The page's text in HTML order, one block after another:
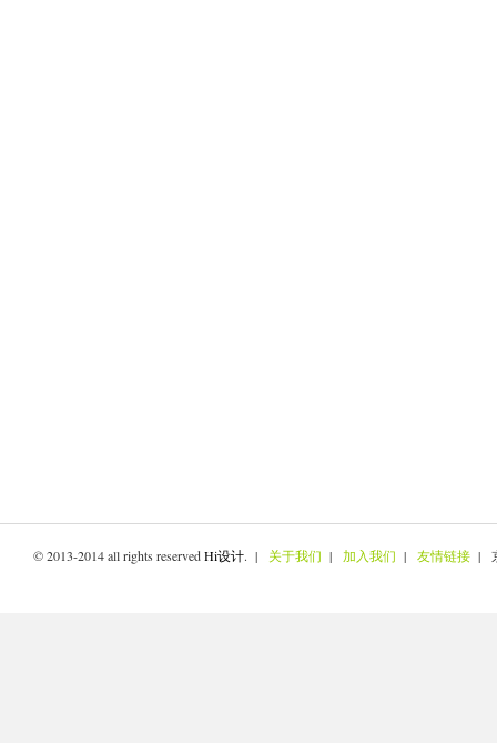
© 2013-2014 all rights reservedHi设计. | 关于我们 | 加入我们 | 友情链接 |